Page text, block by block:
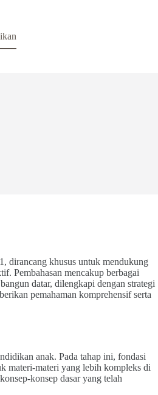
dirancang khusus untuk mendukung
Pembahasan mencakup berbagai
datar, dilengkapi dengan strategi
pemahaman komprehensif serta
anak. Pada tahap ini, fondasi
materi-materi yang lebih kompleks di
konsep dasar yang telah